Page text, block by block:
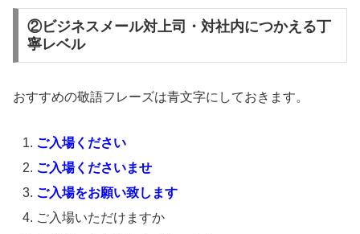
②ビジネスメール対上司・対社内につかえる丁
寧レベル
おすすめの敬語フレーズは青文字にしておきます。
ご入場ください
ご入場くださいませ
ご入場をお願い致します
ご入場いただけますか